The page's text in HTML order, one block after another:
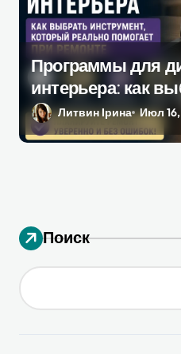
Программы для
интерьера: как
инструмент,
действительно
Литвин Ірина Июл
Поиск